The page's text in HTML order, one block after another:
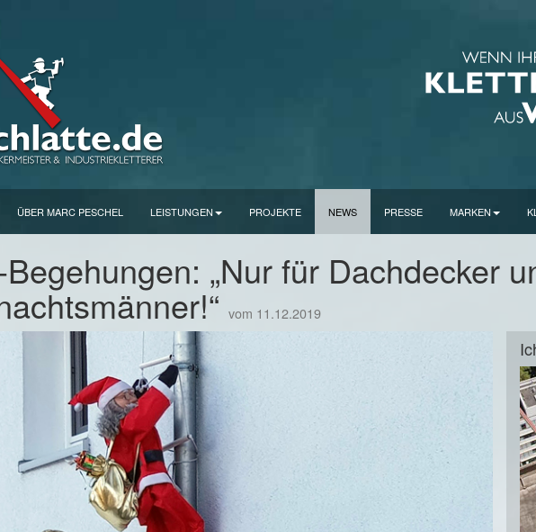
ÜBER MARC PESCHEL LEISTUNGEN PROJEKTE NEWS PRESSE MARKEN
„Nur für Dachdecker
vom 11.12.2019